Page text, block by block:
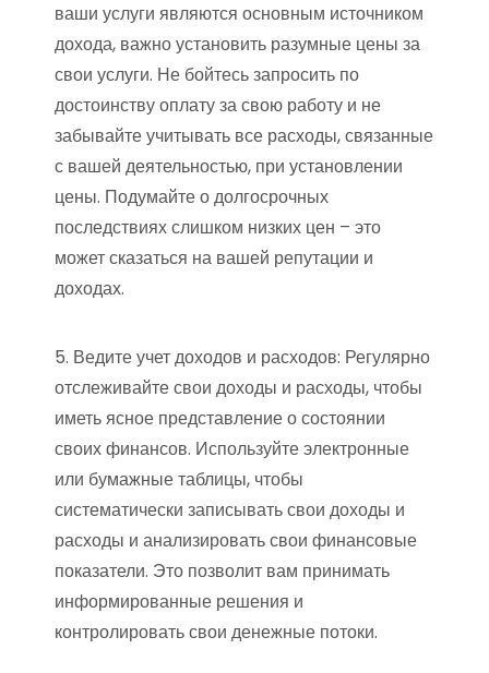
ваши услуги являются основным источником
дохода, важно установить разумные цены за
свои услуги. Не бойтесь запросить по
достоинству оплату за свою работу и не
забывайте учитывать все расходы, связанные
с вашей деятельностью, при установлении
цены. Подумайте о долгосрочных
последствиях слишком низких цен – это
может сказаться на вашей репутации и
доходах.
5. Ведите учет доходов и расходов: Регулярно
отслеживайте свои доходы и расходы, чтобы
иметь ясное представление о состоянии
своих финансов. Используйте электронные
или бумажные таблицы, чтобы
систематически записывать свои доходы и
расходы и анализировать свои финансовые
показатели. Это позволит вам принимать
информированные решения и
контролировать свои денежные потоки.